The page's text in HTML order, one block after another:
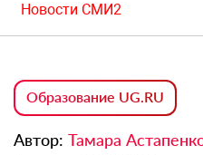
Новости СМИ2
Образование UG.RU
Автор: Тамара